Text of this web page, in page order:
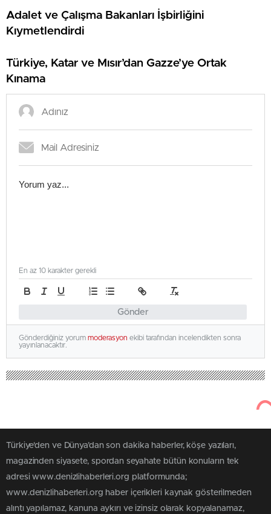
Adalet ve Çalışma Bakanları İşbirliğini
Kıymetlendirdi
Türkiye, Katar ve Mısır’dan Gazze’ye Ortak
Kınama
Gönder
En az 10 karakter gerekli
Gönderdiğiniz yorum moderasyon ekibi tarafından incelendikten sonra
yayınlanacaktır.
Türkiye'den ve Dünya’dan son dakika haberler, köşe yazıları,
magazinden siyasete, spordan seyahate bütün konuların tek
adresi www.denizlihaberleri.org platformunda;
www.denizlihaberleri.org haber içerikleri kaynak gösterilmeden
alıntı yapılamaz, kanuna aykırı ve izinsiz olarak kopyalanamaz,